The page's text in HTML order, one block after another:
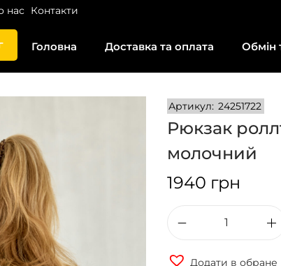
нас Контакти
Головна Доставка та оплата Обмін
Артикул: 24251722
Рюкзак
молочний
1940 грн
Додати в обране